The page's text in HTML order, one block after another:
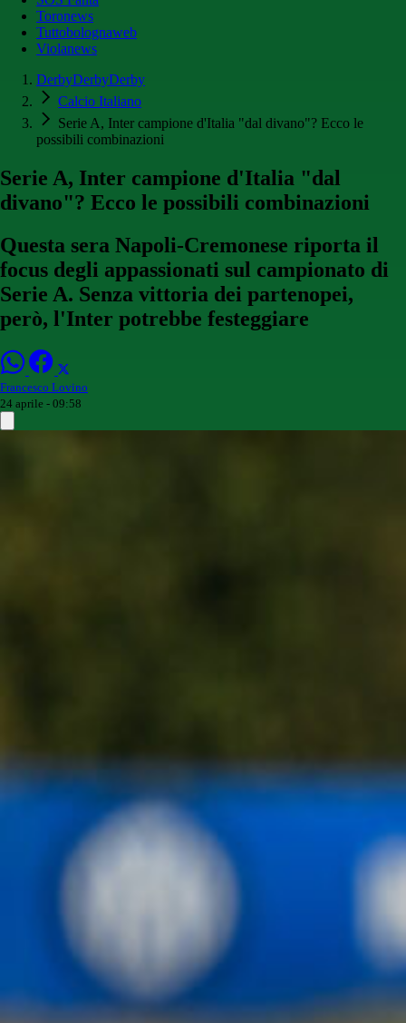
Toronews
Tuttobolognaweb
Violanews
DerbyDerbyDerby
Calcio Italiano
Serie A, Inter campione d'Italia "dal divano"? Ecco le
possibili combinazioni
Serie A, Inter campione d'Italia "dal
divano"? Ecco le possibili combinazioni
Questa sera Napoli-Cremonese riporta il
focus degli appassionati sul campionato di
Serie A. Senza vittoria dei partenopei,
però, l'Inter potrebbe festeggiare
Francesco Lovino
24 aprile - 09:58